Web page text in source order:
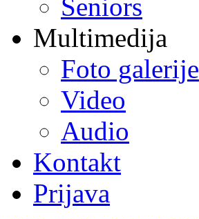
Seniors
Multimedija
Foto galerije
Video
Audio
Kontakt
Prijava